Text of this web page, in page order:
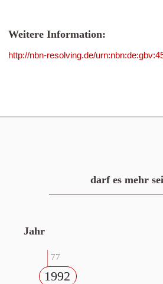
Weitere Information:
http://nbn-resolving.de/
darf es mehr
Jahr
77
1992